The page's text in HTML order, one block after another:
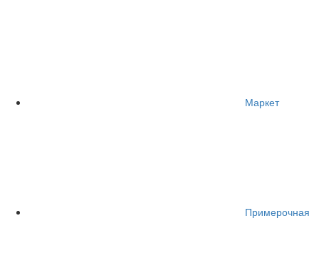
Маркет
Примерочная